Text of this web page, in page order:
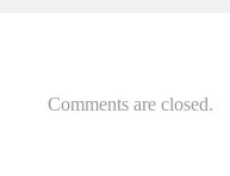
Comments are closed.